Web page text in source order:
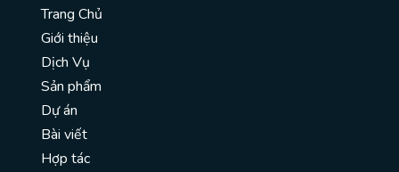
Trang Chủ
Giới thiệu
Dịch Vụ
Sản phẩm
Dự án
Bài viết
Hợp tác